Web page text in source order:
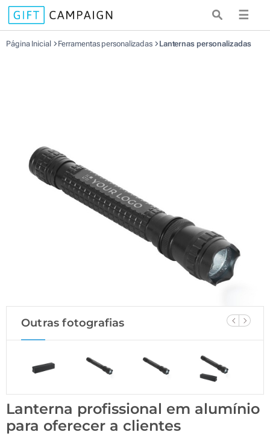
☰
Página Inicial Ferramentas personalizadas Lanternas personalizadas
Outras fotografias
Lanterna profissional em alumínio
para oferecer a clientes